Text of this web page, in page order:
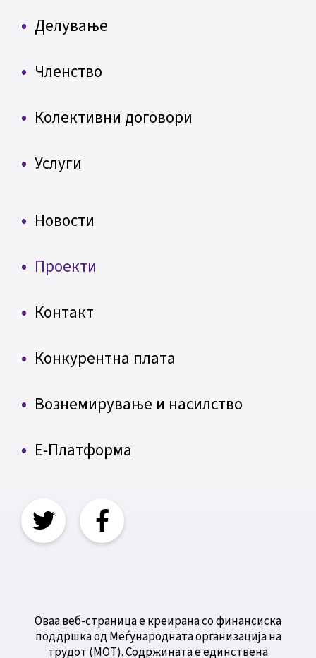
Делување
Членство
Колективни договори
Услуги
Новости
Проекти
Контакт
Конкурентна плата
Вознемирување и насилство
Е-Платформа
Оваа веб-страница е креирана со финансиска
поддршка од Меѓународната организација на
трудот (МОТ). Содржината е единствена